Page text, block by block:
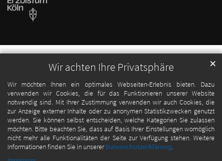
Wir achten Ihre Privatsphäre
Wir möchten Ihnen ein optimales Webseiten-Erlebnis bieten. Dazu
verwenden wir Cookies, die für das Funktionieren unserer Website
notwendig sind. Mit Ihrer Zustimmung verwenden wir auch Cookies, die
zur Anzeige externer Inhalte oder zu anonymen Statistikzwecken genutzt
werden. Sie können selbst entscheiden, welche Kategorien Sie zulassen
möchten. Bitte beachten Sie, dass auf Basis Ihrer Einstellungen womöglich
nicht mehr alle Funktionalitäten der Seite zur Verfügung stehen. Weitere
Informationen finden Sie in unsererDatenschutzerklärung.
✕